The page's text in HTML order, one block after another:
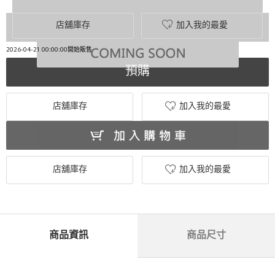
店舖庫存 加入我的最愛
2026-04-21 00:00:00開始販售
預購
店舖庫存 加入我的最愛
店舖庫存 加入我的最愛
商品資訊 商品尺寸